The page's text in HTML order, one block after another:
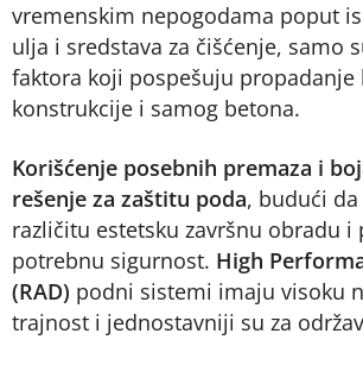
vremenskim nepogodama poput
ulja i sredstava za čišćenje, samo
faktora koji pospešuju propadanje
konstrukcije i samog betona.
Korišćenje posebnih premaza i
rešenje za zaštitu poda, budući
različitu estetsku završnu obradu i
potrebnu sigurnost. High
(RAD) podni sistemi imaju visoku
trajnost i jednostavniji su za